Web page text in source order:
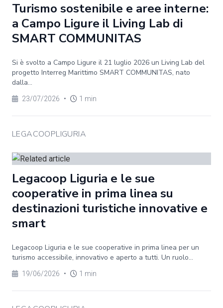
Turismo sostenibile e aree interne:
a Campo Ligure il Living Lab di
SMART COMMUNITAS
Si è svolto a Campo Ligure il 21 luglio 2026 un Living Lab del
progetto Interreg Marittimo SMART COMMUNITAS, nato
dalla...
23/07/2026 • 1 min
LEGACOOPLIGURIA
Legacoop Liguria e le sue
cooperative in prima linea su
destinazioni turistiche innovative e
smart
Legacoop Liguria e le sue cooperative in prima linea per un
turismo accessibile, innovativo e aperto a tutti. Un ruolo...
19/06/2026 • 1 min